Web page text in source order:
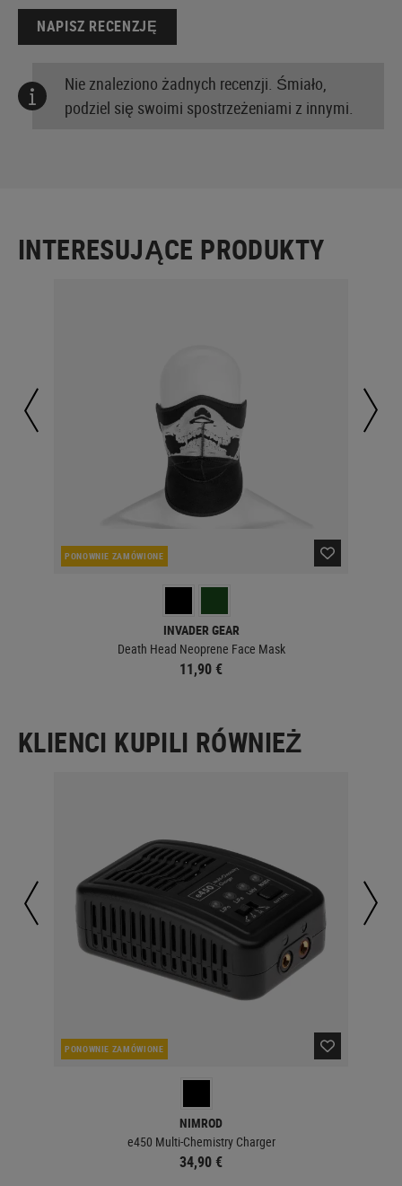
NAPISZ RECENZJĘ
Nie znaleziono żadnych recenzji. Śmiało,
podziel się swoimi spostrzeżeniami z innymi.
INTERESUJĄCE PRODUKTY
PONOWNIE ZAMÓWIONE
INVADER GEAR
Death Head Neoprene Face Mask
11,90 €
KLIENCI KUPILI RÓWNIEŻ
PONOWNIE ZAMÓWIONE
NIMROD
e450 Multi-Chemistry Charger
34,90 €